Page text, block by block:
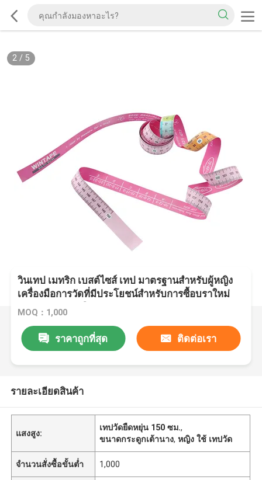
2/ 5
วินเทป เมทริก เบสต์ไซส์ เทป มาตรฐานสําหรับผู้หญิง
เครื่องมือการวัดที่มีประโยชน์สําหรับการซื้อบราใหม่
150 ซม เทปวัดยืดหยุ่น
MOQ：1,000
ราคาถูกที่สุด ติดต่อเรา
รายละเอียดสินค้า
แสงสูง:
เทปวัดยืดหยุ่น 150 ซม.,
ขนาดกระดูกเต้านาง,หญิง ใช้ เทปวัด
จำนวนสั่งซื้อขั้นต่ำ 1,000